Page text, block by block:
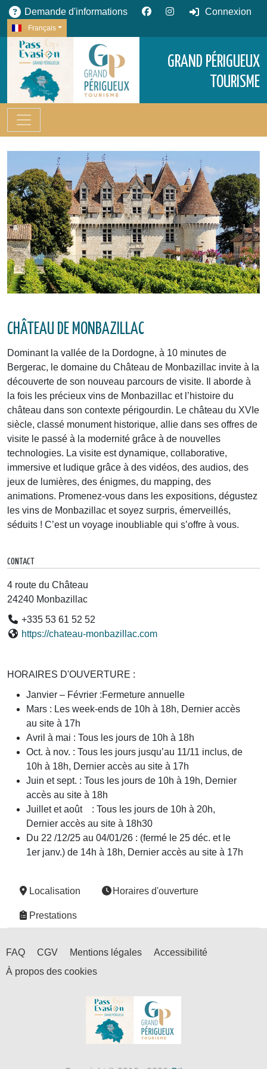
Demande d'informations Connexion
Français
GRAND PÉRIGUEUX
TOURISME
CHÂTEAU DE MONBAZILLAC
Dominant la vallée de la Dordogne, à 10 minutes de
Bergerac, le domaine du Château de Monbazillac invite à la
découverte de son nouveau parcours de visite. Il aborde à
la fois les précieux vins de Monbazillac et l’histoire du
château dans son contexte périgourdin. Le château du XVIe
siècle, classé monument historique, allie dans ses offres de
visite le passé à la modernité grâce à de nouvelles
technologies. La visite est dynamique, collaborative,
immersive et ludique grâce à des vidéos, des audios, des
jeux de lumières, des énigmes, du mapping, des
animations. Promenez-vous dans les expositions, dégustez
les vins de Monbazillac et soyez surpris, émerveillés,
séduits ! C’est un voyage inoubliable qui s’offre à vous.
CONTACT
4 route du Château
24240 Monbazillac
+335 53 61 52 52
https://chateau-monbazillac.com
HORAIRES D'OUVERTURE :
Janvier – Février :Fermeture annuelle
Mars : Les week-ends de 10h à 18h, Dernier accès
au site à 17h
Avril à mai : Tous les jours de 10h à 18h
Oct. à nov. : Tous les jours jusqu’au 11/11 inclus, de
10h à 18h, Dernier accès au site à 17h
Juin et sept. : Tous les jours de 10h à 19h, Dernier
accès au site à 18h
Juillet et août : Tous les jours de 10h à 20h,
Dernier accès au site à 18h30
Du 22 /12/25 au 04/01/26 : (fermé le 25 déc. et le
1er janv.) de 14h à 18h, Dernier accès au site à 17h
Localisation Horaires d'ouverture
Prestations
FAQ CGV Mentions légales
Accessibilité
À propos des cookies